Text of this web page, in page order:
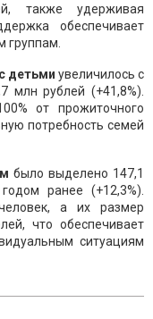
также удерживая
обеспечивает
группам.
детьми увеличилось с
млн рублей (+41,8%).
от прожиточного
потребность семей
было выделено 147,1
ранее (+12,3%).
а их размер
что обеспечивает
ситуациям